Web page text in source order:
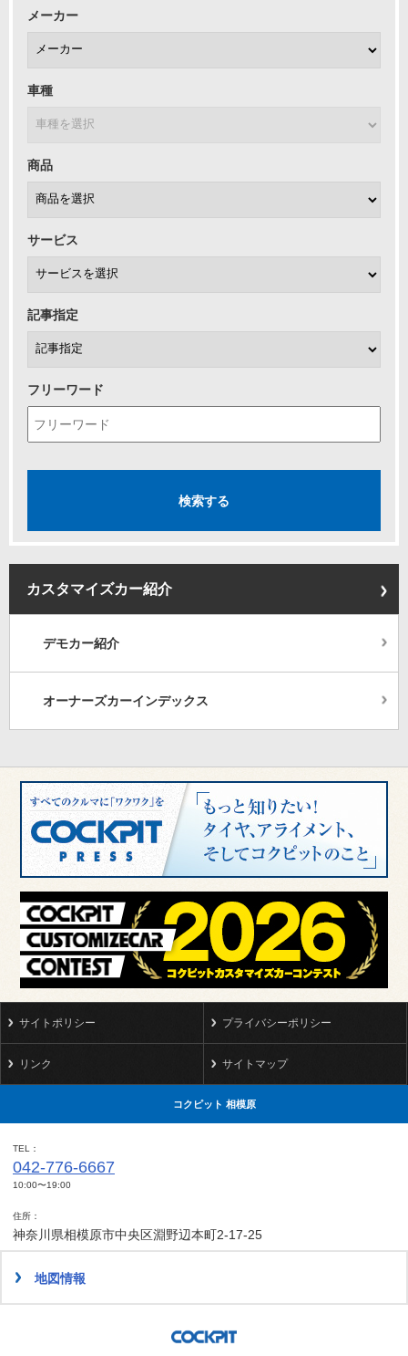
メーカー
車種
商品
サービス
記事指定
フリーワード
カスタマイズカー紹介
デモカー紹介
オーナーズカーインデックス
サイトポリシー プライバシーポリシー
リンク サイトマップ
コクピット 相模原
TEL
042-776-6667
10:00〜19:00
住所
神奈川県相模原市中央区淵野辺本町2-17-25
地図情報